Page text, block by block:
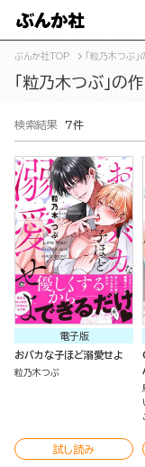
ぶんか社TOP 「粒乃木つぶ
「粒乃木つぶ」の
検索結果 7件
電子版
おバカな子ほど溺愛せよ
粒乃木つぶ
試し読み